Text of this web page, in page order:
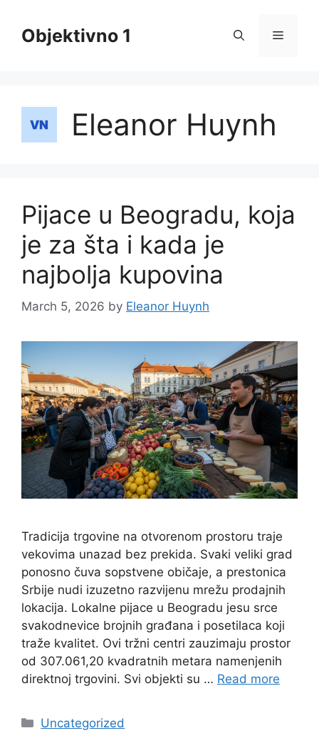
contentObjektivno 1 Menu
Eleanor Huynh
Pijace u Beogradu, koja
je za šta i kada je
najbolja kupovina
March 5, 2026 by Eleanor Huynh
Tradicija trgovine na otvorenom prostoru traje
vekovima unazad bez prekida. Svaki veliki grad
ponosno čuva sopstvene običaje, a prestonica
Srbije nudi izuzetno razvijenu mrežu prodajnih
lokacija. Lokalne pijace u Beogradu jesu srce
svakodnevice brojnih građana i posetilaca koji
traže kvalitet. Ovi tržni centri zauzimaju prostor
od 307.061,20 kvadratnih metara namenjenih
direktnoj trgovini. Svi objekti su … Read more
Categories
Uncategorized